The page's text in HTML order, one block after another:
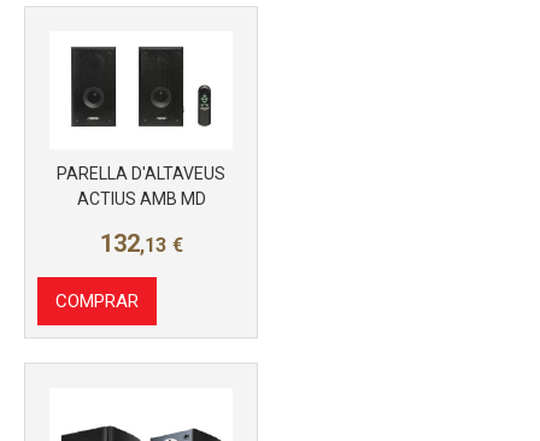
PARELLA D'ALTAVEUS
ACTIUS AMB MD
132,13 €
COMPRAR